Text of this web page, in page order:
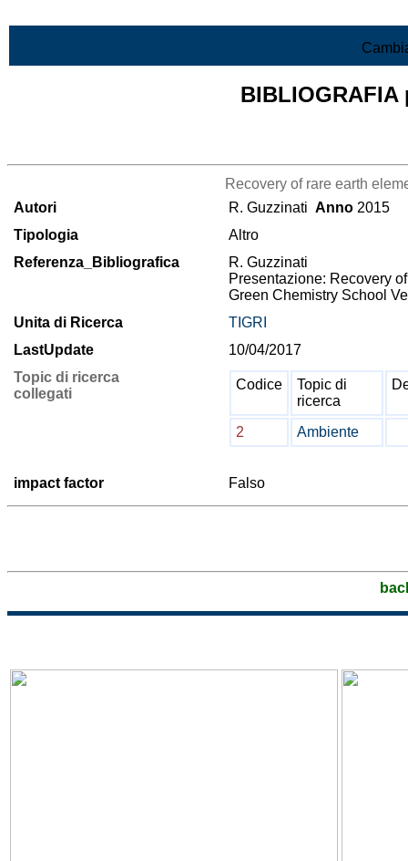
Recovery of rare earth
Autori
R. Guzzinati Anno 2015
Tipologia
Altro
Referenza_Bibliografica
R. Guzzinati
Presentazione: Recovery
Green Chemistry School
Unita di Ricerca
TIGRI
LastUpdate
10/04/2017
Topic di ricerca
collegati
Codice
Topic di
ricerca
2 Ambiente
impact factor Falso